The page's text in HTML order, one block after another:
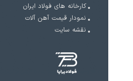
کارخانه های فولاد ایران
نمودار قیمت آهن آلات
نقشه سایت